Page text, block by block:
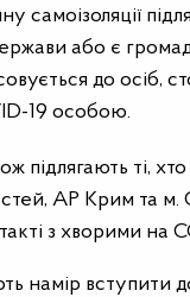
самоізоляції
або є
до осіб,
19 особою.
підлягають ті,
АР Крим та м.
з хворими на
намір вступити